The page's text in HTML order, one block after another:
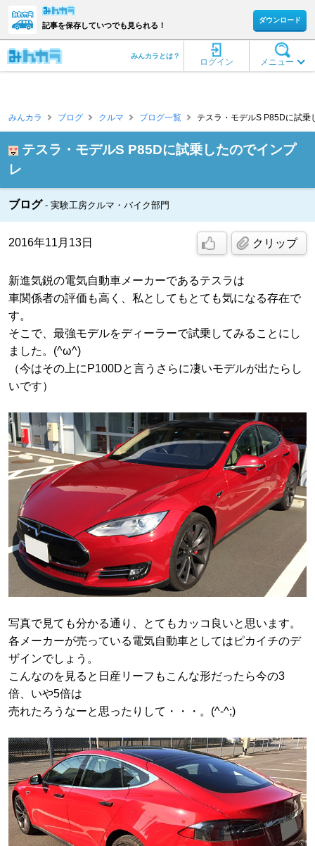
記事を保存していつでも見られる！
ダウンロード
メニュー
ログイン
みんカラとは？
みんカラ ブログ クルマ ブログ一覧 テスラ・モデルS P85Dに試乗
テスラ・モデルS P85Dに試乗したのでインプ
レ
ブログ 実験工房クルマ・バイク部門
2016年11月13日 クリップ
新進気鋭の電気自動車メーカーであるテスラは
車関係者の評価も高く、私としてもとても気になる存在で
す。
そこで、最強モデルをディーラーで試乗してみることにし
ました。(^ω^)
（今はその上にP100Dと言うさらに凄いモデルが出たらし
いです）
写真で見ても分かる通り、とてもカッコ良いと思います。
各メーカーが売っている電気自動車としてはピカイチのデ
ザインでしょう。
こんなのを見ると日産リーフもこんな形だったら今の3
倍、いや5倍は
売れたろうなーと思ったりして・・・。(^-^;)